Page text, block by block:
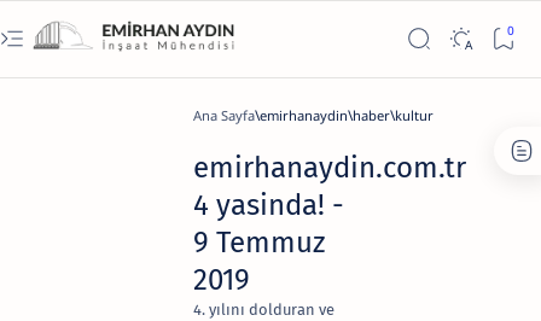
Ana Sayfa emirhanaydin haber kultur
emirhanaydin.com.tr
4 yasinda! -
9 Temmuz
2019
4. yılını dolduran ve